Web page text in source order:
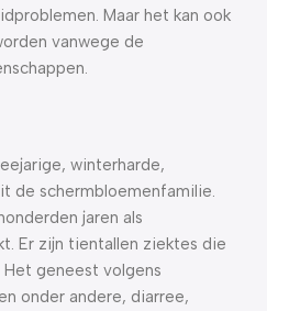
Maar het kan ook
vanwege de
winterharde,
de schermbloemenfamilie.
jaren als
Er zijn tientallen ziektes die
geneest volgens
onder andere, diarree,